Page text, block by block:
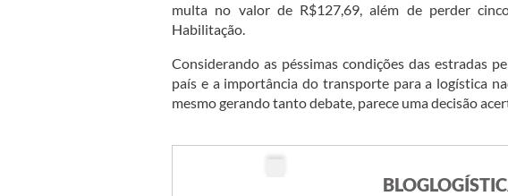
multa no valor de R$127,69, além de perder
Habilitação.
Considerando as péssimas condições das estradas
país e a importância do transporte para a logística
mesmo gerando tanto debate, parece uma decisão